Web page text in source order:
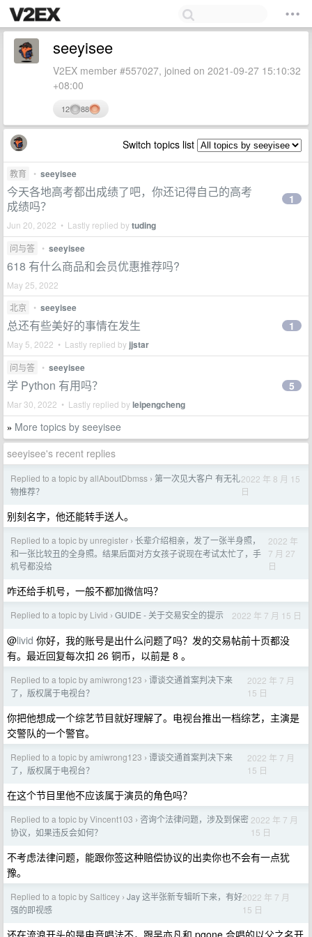
seeyisee
V2EX member #557027, joined on 2021-09-27 15:10:32
+08:00
12 88
Switch topics list
教育 • seeyisee
今天各地高考都出成绩了吧，你还记得自己的高考
成绩吗？
Jun 20, 2022 • Lastly replied bytuding
1
问与答 • seeyisee
618 有什么商品和会员优惠推荐吗?
May 25, 2022
北京
• seeyisee
总还有些美好的事情在发生
May 5, 2022 • Lastly replied by jjstar
1
问与答 • seeyisee
学 Python 有用吗？
Mar 30, 2022 • Lastly replied byleipengcheng
5
» More topics by seeyisee
seeyisee's recent replies
Replied to a topic by allAboutDbmss › 第一次见大客户 有无礼
物推荐？
2022 年 8 月 15
日
别刻名字，他还能转手送人。
Replied to a topic by unregister › 长辈介绍相亲，发了一张半身照，
和一张比较丑的全身照。结果后面对方女孩子说现在考试太忙了，手
机号都没给
2022 年
7 月 27
日
咋还给手机号，一般不都加微信吗？
Replied to a topic by Livid › GUIDE - 关于交易安全的提示 2022 年 7 月 15 日
@livid 你好，我的账号是出什么问题了吗？发的交易帖前十页都没
有。最近回复每次扣 26 铜币，以前是 8 。
Replied to a topic by amiwrong123 › 谭谈交通首案判决下来
了，版权属于电视台？
2022 年 7 月
15 日
你把他想成一个综艺节目就好理解了。电视台推出一档综艺，主演是
交警队的一个警官。
Replied to a topic by amiwrong123 › 谭谈交通首案判决下来
了，版权属于电视台？
2022 年 7 月
15 日
在这个节目里他不应该属于演员的角色吗？
Replied to a topic by Vincent103 › 咨询个法律问题，涉及到保密
协议，如果违反会如何？
2022 年 7 月
15 日
不考虑法律问题，能跟你签这种赔偿协议的出卖你也不会有一点犹
豫。
Replied to a topic by Salticey › Jay 这半张新专辑听下来，有好
强的即视感
2022 年 7 月
15 日
还在流浪开头的是电音唱法不，跟吴亦凡和 pgone 合唱的以父之名开